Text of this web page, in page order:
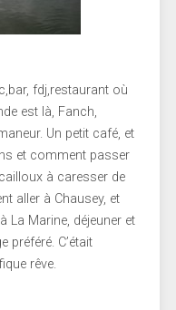
fdj,restaurant où
est là, Fanch,
Un petit café, et
et comment passer
à caresser de
aller à Chausey, et
La Marine, déjeuner et
C’était
rêve.